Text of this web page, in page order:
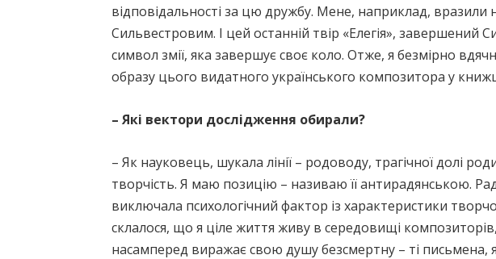
відповідальності за цю дружбу. Мене, наприклад,
Сильвестровим. І цей останній твір «Елегія»,
символ змії, яка завершує своє коло. Отже, я безмірно
образу цього видатного українського композитора у
– Які вектори дослідження обирали?
– Як науковець, шукала лінії – родоводу, трагічної долі
творчість. Я маю позицію – називаю її антирадянською.
виключала психологічний фактор із характеристики
склалося, що я ціле життя живу в середовищі
насамперед виражає свою душу безсмертну – ті письмена,